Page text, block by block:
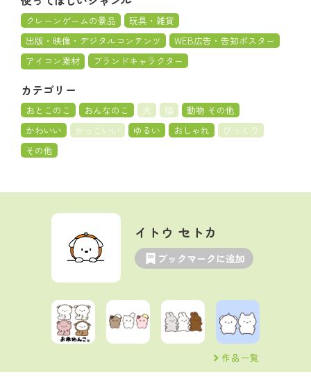
クレーンゲームの景品
玩具・雑貨
出版・映像・デジタルコンテンツ
WEB広告・告知ポスター
アイコン素材
ブランドキャラクター
カテゴリー
おとこのこ おんなのこ 犬 猫
動物 その他
かわいい
かっこいい ゆるい おしゃれ
びっくり
その他
イトウ セトカ
ブックマークに追加
作品一覧